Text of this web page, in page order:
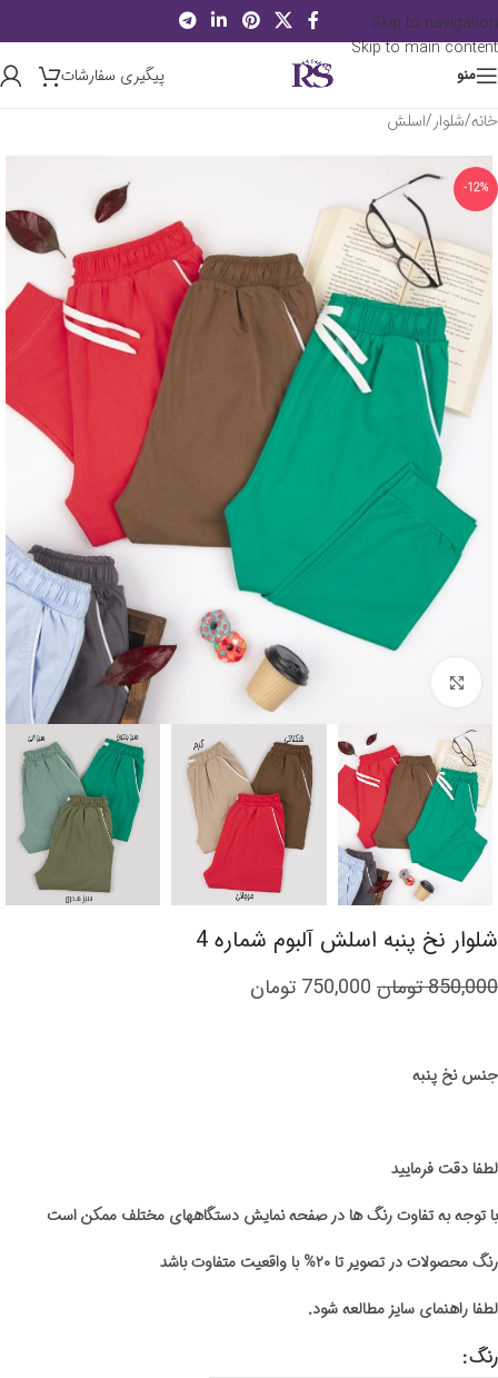
Skip to navigation
Skip to main content
منو
پیگیری سفارشات
خانه/شلوار/اسلش
-12%
برای بزرگنمایی کلیک کنید
شلوار نخ پنبه اسلش آلبوم شماره 4
850,000تومان 750,000 تومان
جنس نخ پنبه
لطفا دقت فرمایید
با توجه به تفاوت رنگ ها در صفحه نمایش دستگاههای مختلف ممکن است
رنگ محصولات در تصویر تا ۲۰% با واقعیت متفاوت باشد
لطفا راهنمای سایز مطالعه شود.
رنگ